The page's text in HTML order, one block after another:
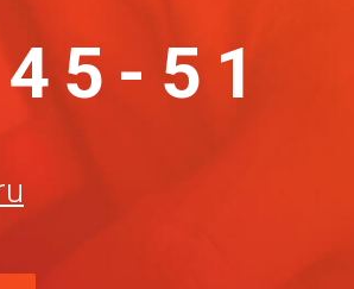
51